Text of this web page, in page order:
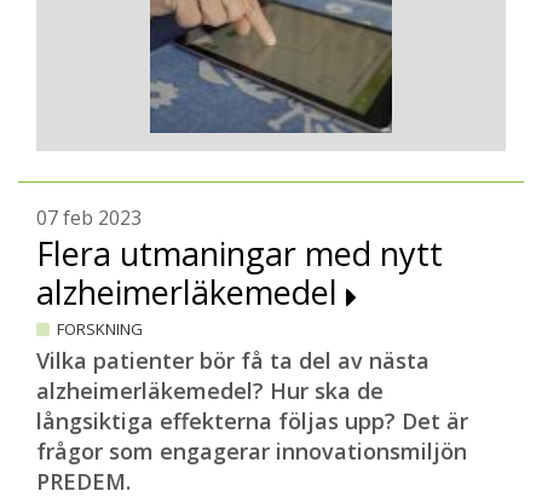
07 feb 2023
Flera utmaningar med nytt
alzheimerläkemedel
FORSKNING
Vilka patienter bör få ta del av nästa
alzheimerläkemedel? Hur ska de
långsiktiga effekterna följas upp? Det är
frågor som engagerar innovationsmiljön
PREDEM.